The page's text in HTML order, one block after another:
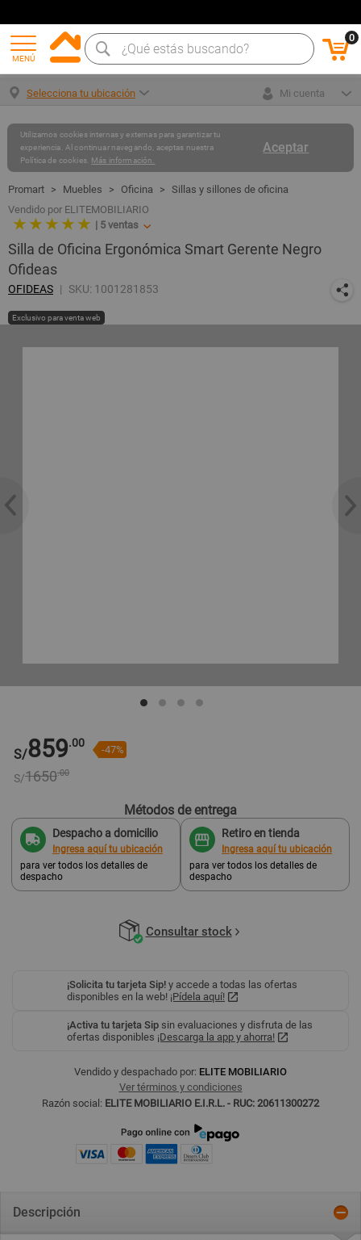
MENÚ
0
Selecciona tu ubicación Mi cuenta
Aceptar
Utilizamos cookies internas y externas para garantizar tu
experiencia. Al continuar navegando, aceptas nuestra
Política de cookies. Más información.
Muebles Oficina
Sillas y sillones de oficina
Vendido por ELITEMOBILIARIO
★ ★ ★ ★ ★ | 5 ventas
Silla de Oficina Ergonómica Smart Gerente Negro
Ofideas
OFIDEAS SKU: 1001281853
Exclusivo para venta web
S/859.00 -47%
S/1650.00
Métodos de entrega
Despacho a domicilio
Ingresa aquí tu ubicación
para ver todos los detalles de
despacho
Retiro en tienda
Ingresa aquí tu ubicación
para ver todos los detalles de
despacho
Consultar stock
¡Solicita tu tarjeta Sip! y accede a todas las ofertas
disponibles en la web! ¡Pídela aquí!
¡Activa tu tarjeta Sip sin evaluaciones y disfruta de las
ofertas disponibles ¡Descarga la app y ahorra!
Vendido y despachado por: ELITE MOBILIARIO
Ver términos y condiciones
Razón social: ELITE MOBILIARIO E.I.R.L. - RUC: 20611300272
Descripción